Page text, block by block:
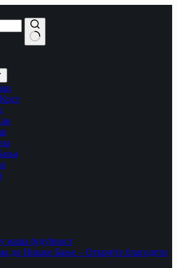
наша будућност
до Нишке Бање – Откријте благодети